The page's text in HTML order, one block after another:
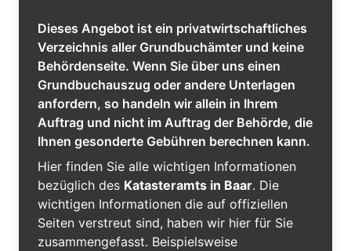
Dieses Angebot ist ein privatwirtschaftliches
Verzeichnis aller Grundbuchämter und keine
Behördenseite. Wenn Sie über uns einen
Grundbuchauszug oder andere Unterlagen
anfordern, so handeln wir allein in Ihrem
Auftrag und nicht im Auftrag der Behörde, die
Ihnen gesonderte Gebühren berechnen kann.
Hier finden Sie alle wichtigen Informationen
bezüglich des Katasteramts in Baar. Die
wichtigen Informationen die auf offiziellen
Seiten verstreut sind, haben wir hier für Sie
zusammengefasst. Beispielsweise